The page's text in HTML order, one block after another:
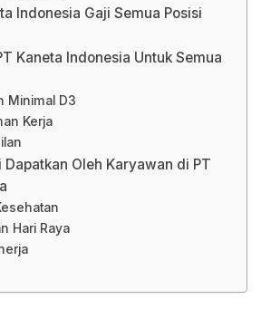
Indonesia Gaji Semua Posisi
Kaneta Indonesia Untuk Semua
Minimal D3
Kerja
Dapatkan Oleh Karyawan di PT
Hari Raya